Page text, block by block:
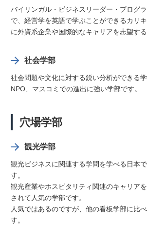
バイリンガル・ビジネスリーダー・プログ
で、経営学を英語で学ぶことができるカリ
に外資系企業や国際的なキャリアを志望する
社会学部
社会問題や文化に対する鋭い分析ができる
NPO、マスコミでの進出に強い学部です。
穴場学部
観光学部
観光ビジネスに関連する学問を学べる日本
す。
観光産業やホスピタリティ関連のキャリア
されて人気の学部です。
人気ではあるのですが、他の看板学部に比
す。